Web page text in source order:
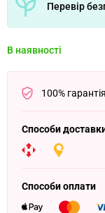
Перевір
В наявності
100%
Способи
Способи оплати